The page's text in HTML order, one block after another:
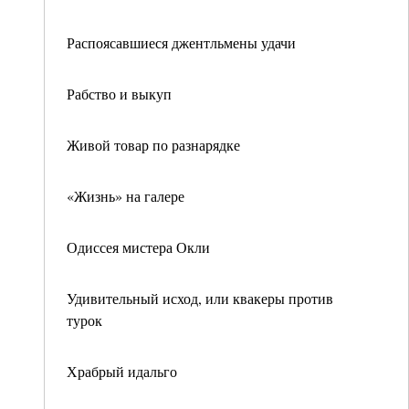
Распоясавшиеся джентльмены удачи
Рабство и выкуп
Живой товар по разнарядке
«Жизнь» на галере
Одиссея мистера Окли
Удивительный исход, или квакеры против
турок
Храбрый идальго